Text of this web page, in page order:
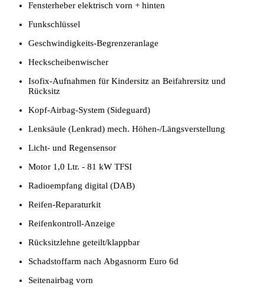
Fensterheber elektrisch vorn + hinten
Funkschlüssel
Geschwindigkeits-Begrenzeranlage
Heckscheibenwischer
Isofix-Aufnahmen für Kindersitz an Beifahrersitz und
Rücksitz
Kopf-Airbag-System (Sideguard)
Lenksäule (Lenkrad) mech. Höhen-/Längsverstellung
Licht- und Regensensor
Motor 1,0 Ltr. - 81 kW TFSI
Radioempfang digital (DAB)
Reifen-Reparaturkit
Reifenkontroll-Anzeige
Rücksitzlehne geteilt/klappbar
Schadstoffarm nach Abgasnorm Euro 6d
Seitenairbag vorn